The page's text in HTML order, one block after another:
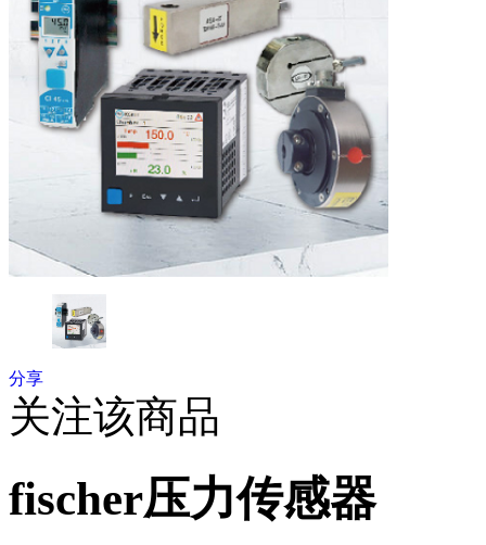
分享
关注该商品
fischer压力传感器